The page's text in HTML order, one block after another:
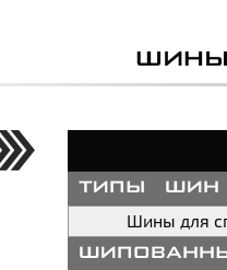
типы шин
Шины для